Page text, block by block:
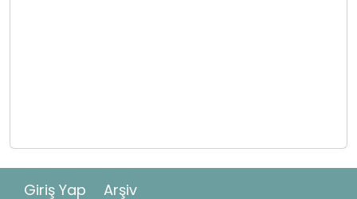
Giriş Yap Arşiv